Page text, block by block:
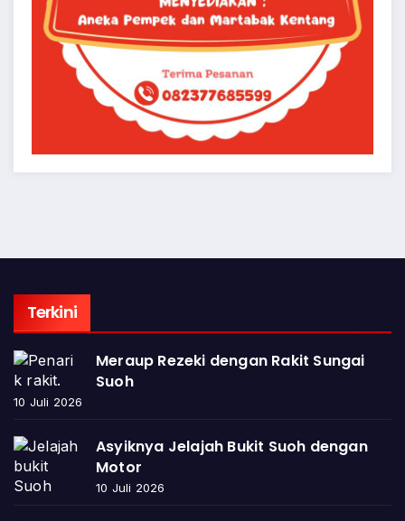
Terkini
Meraup Rezeki dengan Rakit Sungai
Suoh
10 Juli 2026
Asyiknya Jelajah Bukit Suoh dengan
Motor
10 Juli 2026